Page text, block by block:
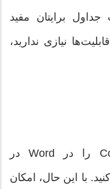
برایتان مفید
نیازی ندارید،
در حال حاضر، می‌توانید Copilot را در Word در
با این حال، امکان